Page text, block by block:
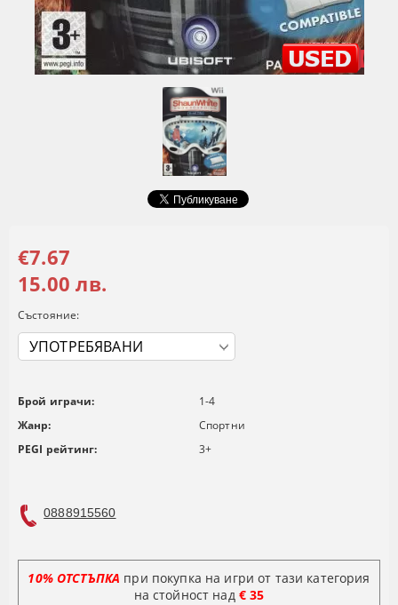
€7.67
15.00 лв.
Състояние:
Брой играчи:
1-4
Жанр:
Спортни
PEGI рейтинг:
3+
0888915560
10% ОТСТЪПКА при покупка на игри от тази категория
на стойност над € 35